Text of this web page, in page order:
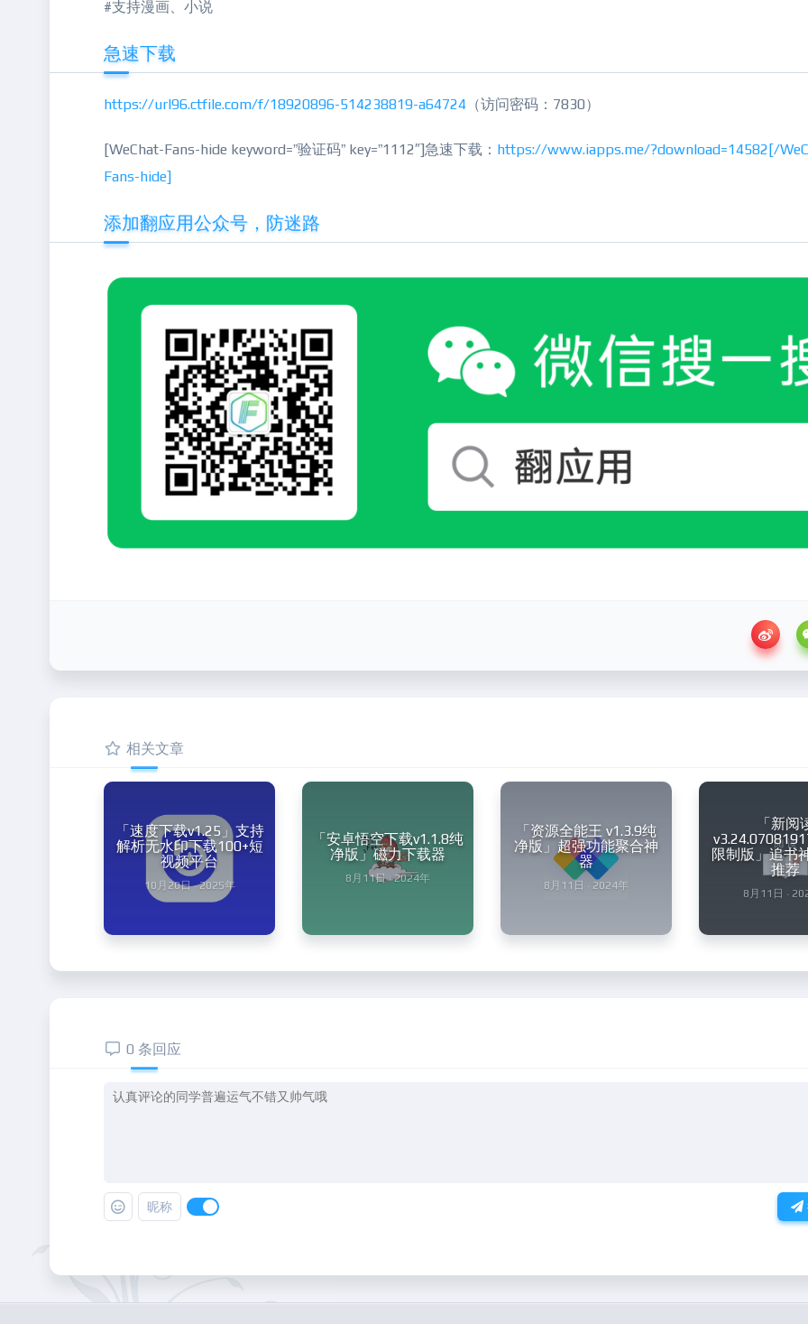
#支持漫画、小说
急速下载
https://url96.ctfile.com/f/18920896-514238819-a64724 （访问密码：7830）
[WeChat-Fans-hide keyword=”验证码” key=”1112″]急速下载： https://www.iapps.me/?download=14582[/
Fans-hide]
添加翻应用公众号，防迷路
相关文章
「速度下载v1.25」支持
解析无水印下载100+短
视频平台
10月20日 · 2025年
「安卓悟空下载v1.1.8纯
净版」磁力下载器
8月11日 · 2024年
「资源全能王 v1.3.9纯
净版」超强功能聚合神
器
8月11日 · 2024年
「新阅
限制版」追书
推荐
8月11日 ·
0 条回应
昵称